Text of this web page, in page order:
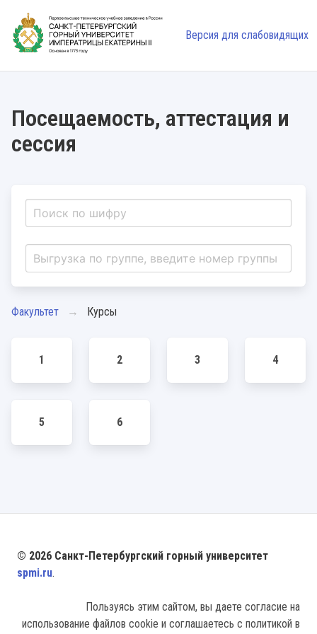
Версия для слабовидящих
Посещаемость, аттестация и
сессия
Факультет Курсы
1 2 3 4
5 6
© 2026 Санкт-Петербургский горный университет
spmi.ru.
Пользуясь этим сайтом, вы даете согласие на
использование файлов cookie и соглашаетесь с политикой в